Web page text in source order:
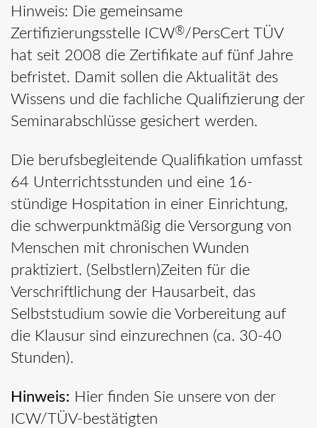
Hinweis: Die gemeinsame
Zertifizierungsstelle ICW®/PersCert TÜV
hat seit 2008 die Zertifikate auf fünf Jahre
befristet. Damit sollen die Aktualität des
Wissens und die fachliche Qualifizierung der
Seminarabschlüsse gesichert werden.
Die berufsbegleitende Qualifikation umfasst
64 Unterrichtsstunden und eine 16-
stündige Hospitation in einer Einrichtung,
die schwerpunktmäßig die Versorgung von
Menschen mit chronischen Wunden
praktiziert. (Selbstlern)Zeiten für die
Verschriftlichung der Hausarbeit, das
Selbststudium sowie die Vorbereitung auf
die Klausur sind einzurechnen (ca. 30-40
Stunden).
Hinweis: Hier finden Sie unsere von der
ICW/TÜV-bestätigten